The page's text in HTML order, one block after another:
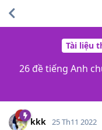
Tài liệu
26 đề tiếng Anh
kkk 25 Th11 2022